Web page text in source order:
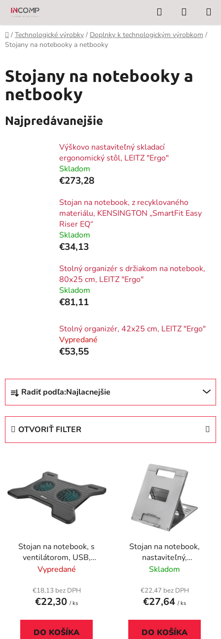
Prejsť
obsah
Hľadať
KOŠÍK
Domov
/ Technologické výrobky / Doplnky k technologickým výrobkom /
Stojany na notebooky a netbooky
Stojany na notebooky a
netbooky
Najpredávanejšie
Výškovo nastaviteľný skladací
ergonomický stôl, LEITZ "Ergo"
Skladom
€273,28
Stojan na notebook, z recyklovaného
materiálu, KENSINGTON „SmartFit Easy
Riser EQ“
Skladom
€34,13
Stolný organizér s držiakom na notebook,
80x25 cm, LEITZ "Ergo"
Skladom
€81,11
Stolný organizér, 42x25 cm, LEITZ "Ergo"
Vypredané
€53,55
R
d
r
o
Radiť podľa:Najlacnejšie
OTVORIŤ FILTER
p
i
Stojan na notebook, s
ventilátorom, USB,
TRUST "Xstream
Vypredané
€18,13 bez DPH
€22,30 / ks
DO KOŠÍKA
Stojan na notebook,
nastaviteľný,
KENSINGTON "SmartFit
Skladom
€22,47 bez DPH
€27,64 / ks
DO KOŠÍKA